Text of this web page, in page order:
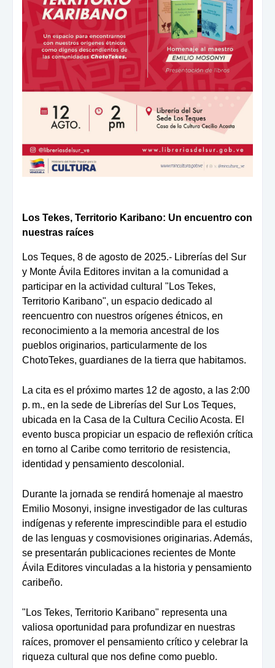
Los Tekes, Territorio Karibano: Un encuentro con
nuestras raíces
Los Teques, 8 de agosto de 2025.- Librerías del Sur
y Monte Ávila Editores invitan a la comunidad a
participar en la actividad cultural "Los Tekes,
Territorio Karibano", un espacio dedicado al
reencuentro con nuestros orígenes étnicos, en
reconocimiento a la memoria ancestral de los
pueblos originarios, particularmente de los
ChotoTekes, guardianes de la tierra que habitamos.
La cita es el próximo martes 12 de agosto, a las 2:00
p. m., en la sede de Librerías del Sur Los Teques,
ubicada en la Casa de la Cultura Cecilio Acosta. El
evento busca propiciar un espacio de reflexión crítica
en torno al Caribe como territorio de resistencia,
identidad y pensamiento descolonial.
Durante la jornada se rendirá homenaje al maestro
Emilio Mosonyi, insigne investigador de las culturas
indígenas y referente imprescindible para el estudio
de las lenguas y cosmovisiones originarias. Además,
se presentarán publicaciones recientes de Monte
Ávila Editores vinculadas a la historia y pensamiento
caribeño.
"Los Tekes, Territorio Karibano" representa una
valiosa oportunidad para profundizar en nuestras
raíces, promover el pensamiento crítico y celebrar la
riqueza cultural que nos define como pueblo.